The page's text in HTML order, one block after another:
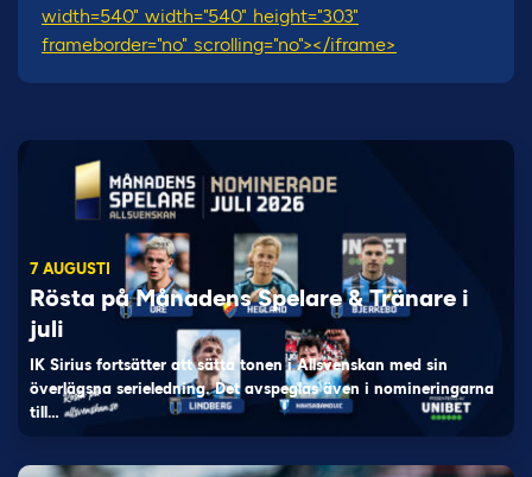
width=540" width="540" height="303"
frameborder="no" scrolling="no"></iframe>
7 AUGUSTI
Rösta på Månadens Spelare & Tränare i
juli
IK Sirius fortsätter att sätta tonen i Allsvenskan med sin
överlägsna serieledning. Det avspeglas även i nomineringarna
till…